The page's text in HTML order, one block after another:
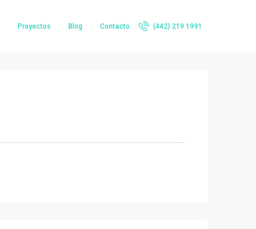
Proyectos Blog Contacto (442) 219 1991